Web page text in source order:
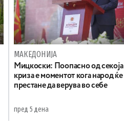
МАКЕДОНИЈА
Мицкоски: Поопасно од секоја
криза е моментот кога народ ќе
престане да верува во себе
пред 5 дена